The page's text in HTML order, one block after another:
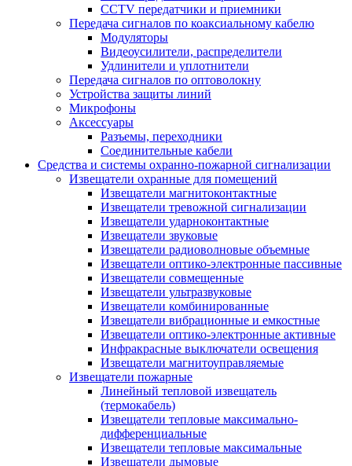
CCTV передатчики и приемники
Передача сигналов по коаксиальному кабелю
Модуляторы
Видеоусилители, распределители
Удлинители и уплотнители
Передача сигналов по оптоволокну
Устройства защиты линий
Микрофоны
Аксессуары
Разъемы, переходники
Соединительные кабели
Средства и системы охранно-пожарной сигнализации
Извещатели охранные для помещений
Извещатели магнитоконтактные
Извещатели тревожной сигнализации
Извещатели ударноконтактные
Извещатели звуковые
Извещатели радиоволновые объемные
Извещатели оптико-электронные пассивные
Извещатели совмещенные
Извещатели ультразвуковые
Извещатели комбинированные
Извещатели вибрационные и емкостные
Извещатели оптико-электронные активные
Инфракрасные выключатели освещения
Извещатели магнитоуправляемые
Извещатели пожарные
Линейный тепловой извещатель
(термокабель)
Извещатели тепловые максимально-
дифференциальные
Извещатели тепловые максимальные
Извещатели дымовые